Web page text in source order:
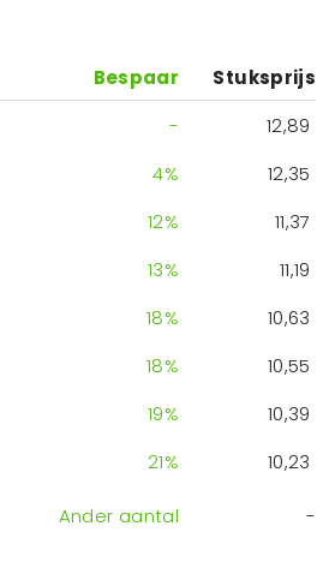
Bespaar
Stuksprijs
-
12,89
4%
12,35
12%
11,37
13%
11,19
18%
10,63
18%
10,55
19%
10,39
21% 10,23
Ander aantal -